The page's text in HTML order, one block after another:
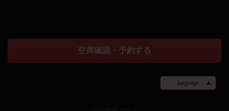
空席確認・予約する
language